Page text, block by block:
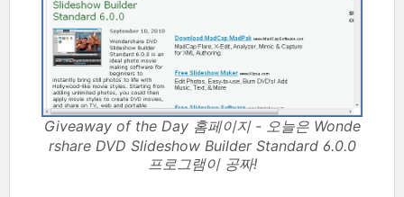
Giveaway of the Day 홈페이지 - 오늘은 Wonde
rshare DVD Slideshow Builder Standard 6.0.0
프로그램이 공짜!